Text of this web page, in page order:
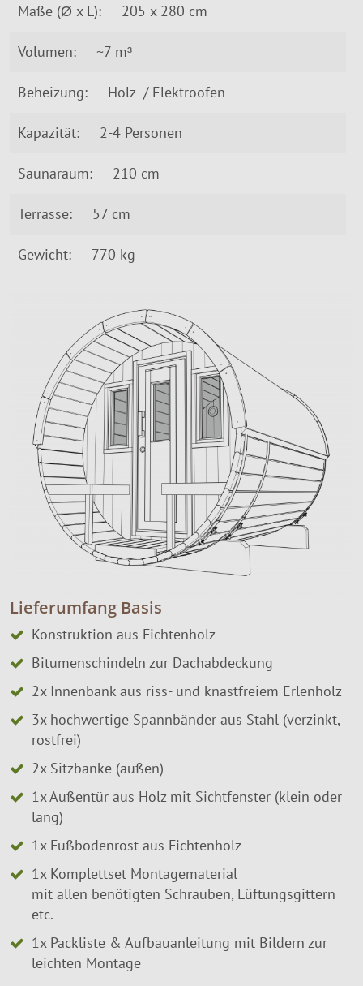
Maße (Ø x L): 205 x 280 cm
Volumen: ~7 m³
Beheizung: Holz- / Elektroofen
Kapazität: 2-4 Personen
Saunaraum: 210 cm
Terrasse: 57 cm
Gewicht: 770 kg
Lieferumfang Basis
Konstruktion aus Fichtenholz
Bitumenschindeln zur Dachabdeckung
2x Innenbank aus riss- und knastfreiem Erlenholz
3x hochwertige Spannbänder aus Stahl (verzinkt,
rostfrei)
2x Sitzbänke (außen)
1x Außentür aus Holz mit Sichtfenster (klein oder
lang)
1x Fußbodenrost aus Fichtenholz
1x Komplettset Montagematerial
mit allen benötigten Schrauben, Lüftungsgittern
etc.
1x Packliste & Aufbauanleitung mit Bildern zur
leichten Montage